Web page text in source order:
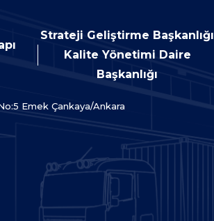
Strateji Geliştirme Başkanlığı
Kalite Yönetimi Daire
Başkanlığı
Emek Çankaya/Ankara